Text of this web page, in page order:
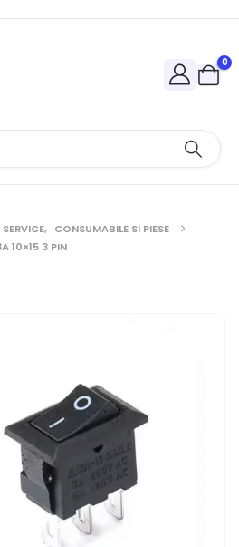
0
, CONSUMABILE SI PIESE
10×15 3 PIN